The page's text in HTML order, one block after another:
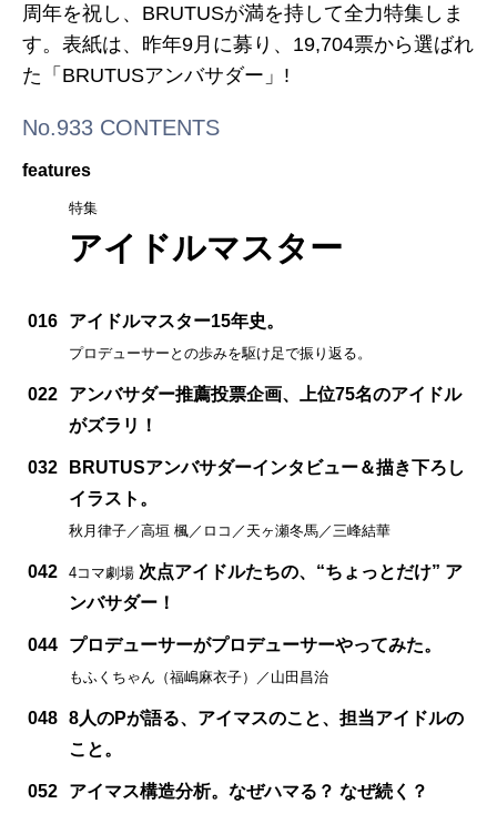
周年を祝し、BRUTUSが満を持して全力特集しま
す。表紙は、昨年9月に募り、19,704票から選ばれ
た「BRUTUSアンバサダー」!
No.933 CONTENTS
features
特集
アイドルマスター
016 アイドルマスター15年史。
プロデューサーとの歩みを駆け足で振り返る。
022
アンバサダー推薦投票企画、上位75名のアイドル
がズラリ！
032
BRUTUSアンバサダーインタビュー＆描き下ろし
イラスト。
秋月律子／高垣 楓／ロコ／天ヶ瀬冬馬／三峰結華
042 4コマ劇場 次点アイドルたちの、“ちょっとだけ” ア
ンバサダー！
044 プロデューサーがプロデューサーやってみた。
もふくちゃん（福嶋麻衣子）／山田昌治
048 8人のPが語る、アイマスのこと、担当アイドルの
こと。
052 アイマス構造分析。なぜハマる？ なぜ続く？